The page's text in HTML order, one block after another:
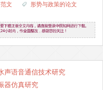
文
形势与政策的论文
声语音通信技术研究
器仿真研究